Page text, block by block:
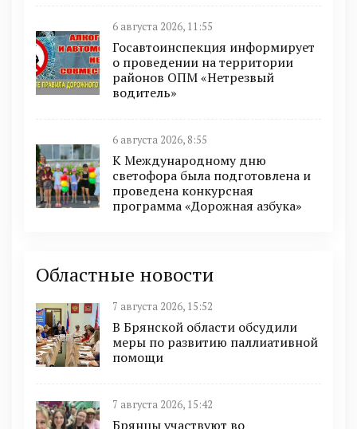
6 августа 2026, 11:55
Госавтоинспекция информирует
о проведении на территории
районов ОПМ «Нетрезвый
водитель»
6 августа 2026, 8:55
К Международному дню
светофора была подготовлена и
проведена конкурсная
программа «Дорожная азбука»
Областные новости
7 августа 2026, 15:52
В Брянской области обсудили
меры по развитию паллиативной
помощи
7 августа 2026, 15:42
Брянцы участвуют во